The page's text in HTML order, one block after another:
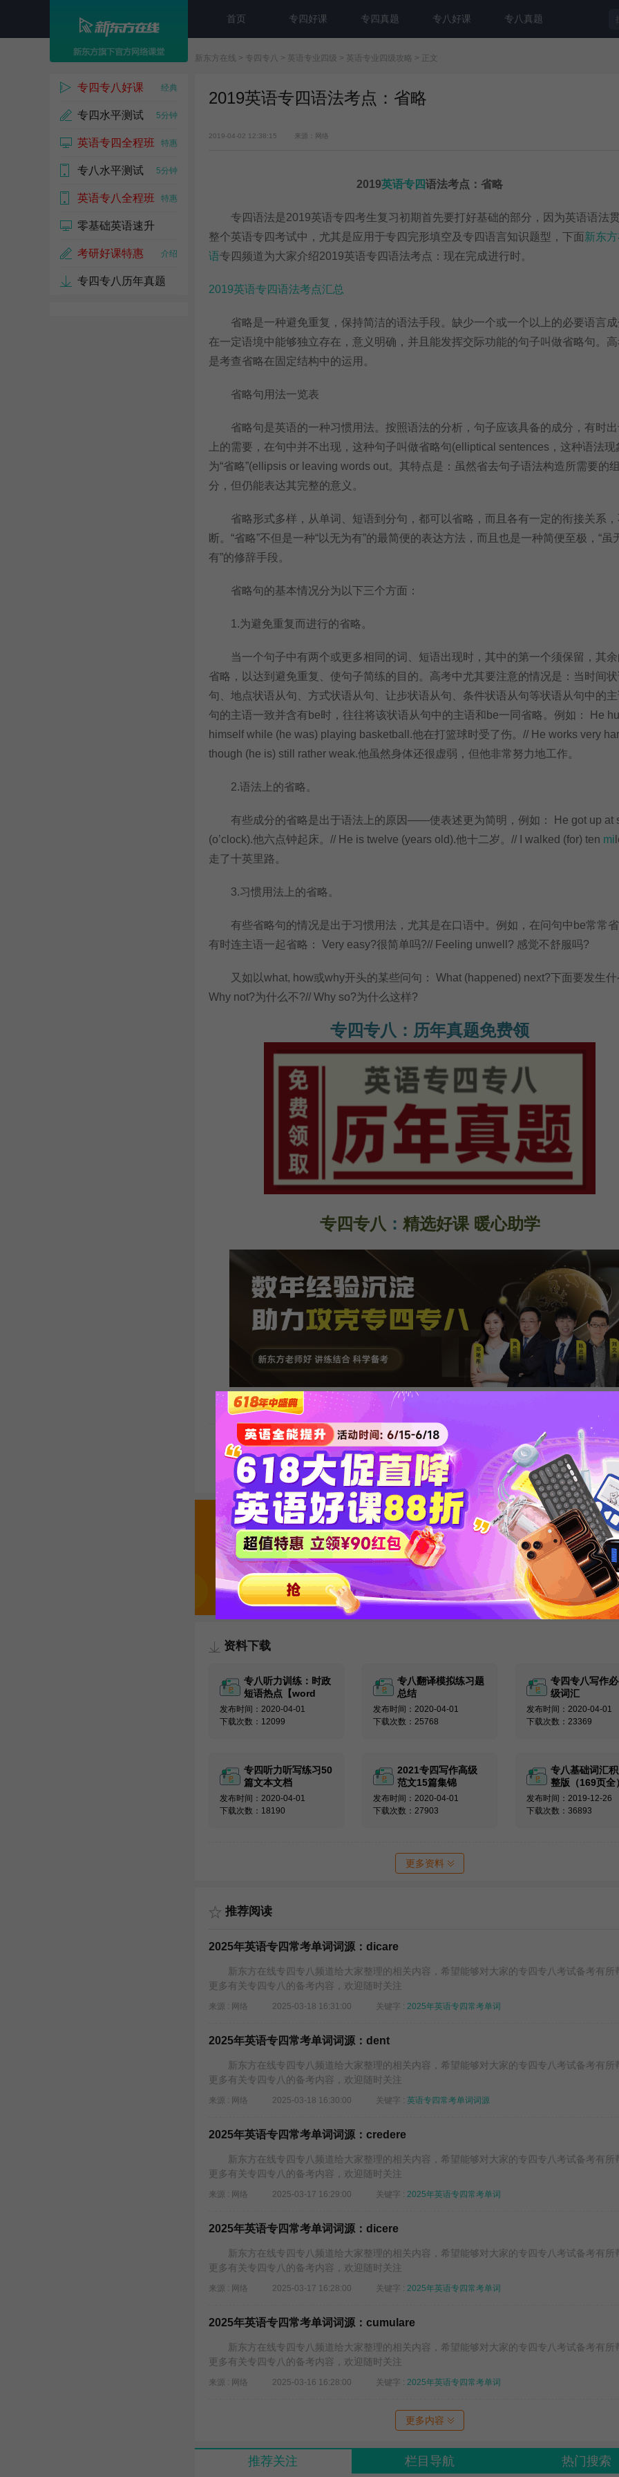
首页 专四好课 专四真题 专八好课 专八真题
新东方在线 > 专四专八 > 英语专业四级 > 英语专业四级攻略 > 正文
专四专八好课 经典
专四水平测试 5分钟
英语专四全程班 特惠
专八水平测试 5分钟
英语专八全程班 特惠
零基础英语速升
考研好课特惠 介绍
专四专八历年真题
2019英语专四语法考点：省略
2019-04-02 12:38:15 来源：网络
2019英语专四语法考点：省略
专四语法是2019英语专四考生复习初期首先要打好基础的部分，因为英语语法
整个英语专四考试中，尤其是应用于专四完形填空及专四语言知识题型，下面新东
语专四频道为大家介绍2019英语专四语法考点：现在完成进行时。
2019英语专四语法考点汇总
省略是一种避免重复，保持简洁的语法手段。缺少一个或一个以上的必要语言成
在一定语境中能够独立存在，意义明确，并且能发挥交际功能的句子叫做省略句。
是考查省略在固定结构中的运用。
省略句用法一览表
省略句是英语的一种习惯用法。按照语法的分析，句子应该具备的成分，有时出
上的需要，在句中并不出现，这种句子叫做省略句(elliptical sentences，这种语法现
为“省略”(ellipsis or leaving words out。其特点是：虽然省去句子语法构造所需要的
分，但仍能表达其完整的意义。
省略形式多样，从单词、短语到分句，都可以省略，而且各有一定的衔接关系，
断。“省略”不但是一种“以无为有”的最简便的表达方法，而且也是一种简便至极，“虽
有”的修辞手段。
省略句的基本情况分为以下三个方面：
1.为避免重复而进行的省略。
当一个句子中有两个或更多相同的词、短语出现时，其中的第一个须保留，其余
省略，以达到避免重复、使句子简练的目的。高考中尤其要注意的情况是：当时间
句、地点状语从句、方式状语从句、让步状语从句、条件状语从句等状语从句中的
句的主语一致并含有be时，往往将该状语从句中的主语和be一同省略。例如： He
himself while (he was) playing basketball.他在打篮球时受了伤。// He works very
though (he is) still rather weak.他虽然身体还很虚弱，但他非常努力地工作。
2.语法上的省略。
有些成分的省略是出于语法上的原因——使表述更为简明，例如： He got up at
(o’clock).他六点钟起床。// He is twelve (years old).他十二岁。// I walked (for) ten mi
走了十英里路。
3.习惯用法上的省略。
有些省略句的情况是出于习惯用法，尤其是在口语中。例如，在问句中be常常
有时连主语一起省略： Very easy?很简单吗?// Feeling unwell? 感觉不舒服吗?
又如以what, how或why开头的某些问句： What (happened) next?下面要发生什
Why not?为什么不?// Why so?为什么这样?
专四专八：历年真题免费领
专四专八 ： 精选好课 暖心助学
本文关键字:英语专四语法考点
声明：如本网转载稿涉及版权等问题，请作者致信lulei@xdfzx.com，我们将及时处理。
2020专四专八复习备考必备资料
关注新东方在线服务号回复【专
词汇】
资料下载
专八听力训练：时政
短语热点【word
版】
发布时间：2020-04-01
下载次数：12099
专八翻译模拟练习题
总结
发布时间：2020-04-01
下载次数：25768
专四专八写作
级词汇
发布时间：2020-04-01
下载次数：23369
专四听力听写练习50
篇文本文档
发布时间：2020-04-01
下载次数：18190
2021专四写作高级
范文15篇集锦
发布时间：2020-04-01
下载次数：27903
专八基础词汇
整版（169页全
发布时间：2019-12-26
下载次数：36893
更多资料
推荐阅读
2025年英语专四常考单词词源：dicare
新东方在线专四专八频道给大家整理的相关内容，希望能够对大家的专四专八考试备考有所
更多有关专四专八的备考内容，欢迎随时关注
来源 : 网络 2025-03-18 16:31:00 关键字 : 2025年英语专四常考单词
2025年英语专四常考单词词源：dent
新东方在线专四专八频道给大家整理的相关内容，希望能够对大家的专四专八考试备考有所
更多有关专四专八的备考内容，欢迎随时关注
来源 : 网络 2025-03-18 16:30:00 关键字 : 英语专四常考单词词源
2025年英语专四常考单词词源：credere
新东方在线专四专八频道给大家整理的相关内容，希望能够对大家的专四专八考试备考有所
更多有关专四专八的备考内容，欢迎随时关注
来源 : 网络 2025-03-17 16:29:00 关键字 : 2025年英语专四常考单词
2025年英语专四常考单词词源：dicere
新东方在线专四专八频道给大家整理的相关内容，希望能够对大家的专四专八考试备考有所
更多有关专四专八的备考内容，欢迎随时关注
来源 : 网络 2025-03-17 16:28:00 关键字 : 2025年英语专四常考单词
2025年英语专四常考单词词源：cumulare
新东方在线专四专八频道给大家整理的相关内容，希望能够对大家的专四专八考试备考有所
更多有关专四专八的备考内容，欢迎随时关注
来源 : 网络 2025-03-16 16:28:00 关键字 : 2025年英语专四常考单词
更多内容
推荐关注 栏目导航 热门搜索